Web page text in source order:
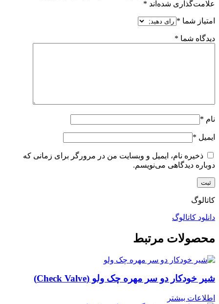
علامت‌گذاری شده‌اند *
امتیاز شما *
دیدگاه شما *
نام *
ایمیل *
ذخیره نام، ایمیل و وبسایت من در مرورگر برای زمانی که
دوباره دیدگاهی می‌نویسم.
کاتالوگ
دانلود کاتالوگ
محصولات مرتبط
شیر خودکار دو سر مهره چک ولو (Check Valve)
اطلاعات بیشتر